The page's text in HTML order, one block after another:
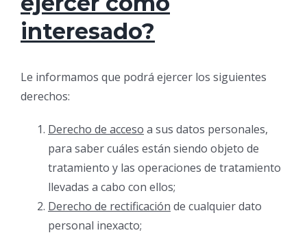
interesado?
Le informamos que podrá ejercer los siguientes
derechos:
Derecho de acceso a sus datos personales,
para saber cuáles están siendo objeto de
tratamiento y las operaciones de tratamiento
llevadas a cabo con ellos;
Derecho de rectificación de cualquier dato
personal inexacto;